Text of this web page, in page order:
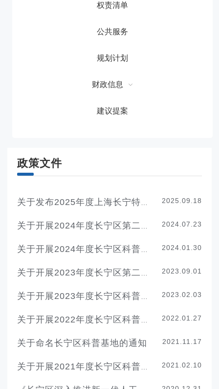
权责清单
公共服务
规划计划
财政信息
建议提案
政策文件
2025.09.18
2024.07.23
2024.01.30
2023.09.01
2023.02.03
2022.01.27
关于命名长宁区科普基地的通知 2021.11.17
2021.02.10